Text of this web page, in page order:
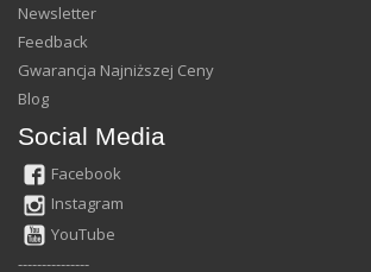
Newsletter
Feedback
Gwarancja Najniższej Ceny
Blog
Social Media
Facebook
Instagram
YouTube
---------------